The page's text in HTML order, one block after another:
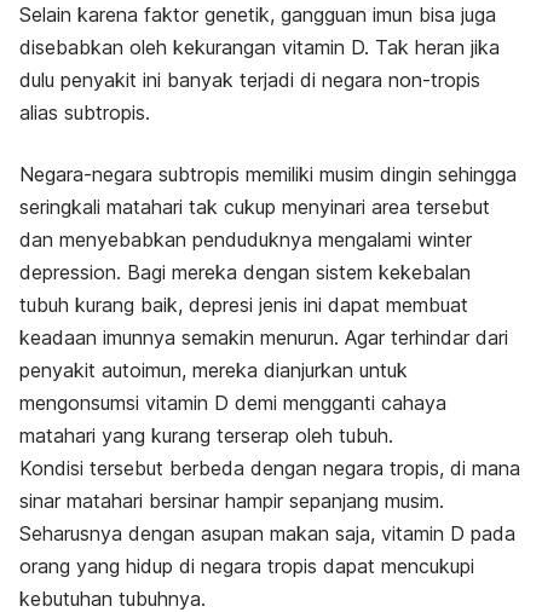
Selain karena faktor genetik, gangguan imun bisa juga
disebabkan oleh kekurangan vitamin D. Tak heran jika
dulu penyakit ini banyak terjadi di negara non-tropis
alias subtropis.
Negara-negara subtropis memiliki musim dingin sehingga
seringkali matahari tak cukup menyinari area tersebut
dan menyebabkan penduduknya mengalami winter
depression. Bagi mereka dengan sistem kekebalan
tubuh kurang baik, depresi jenis ini dapat membuat
keadaan imunnya semakin menurun. Agar terhindar dari
penyakit autoimun, mereka dianjurkan untuk
mengonsumsi vitamin D demi mengganti cahaya
matahari yang kurang terserap oleh tubuh.
Kondisi tersebut berbeda dengan negara tropis, di mana
sinar matahari bersinar hampir sepanjang musim.
Seharusnya dengan asupan makan saja, vitamin D pada
orang yang hidup di negara tropis dapat mencukupi
kebutuhan tubuhnya.